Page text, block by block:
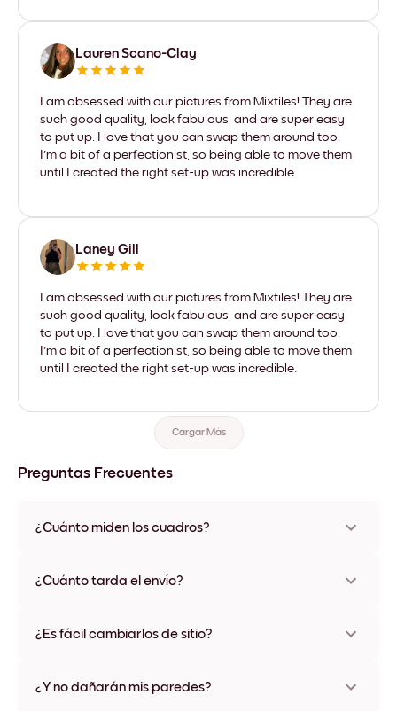
Lauren Scano-Clay
I am obsessed with our pictures from Mixtiles! They are
such good quality, look fabulous, and are super easy
to put up. I love that you can swap them around too.
I'm a bit of a perfectionist, so being able to move them
until I created the right set-up was incredible.
Laney Gill
I am obsessed with our pictures from Mixtiles! They are
such good quality, look fabulous, and are super easy
to put up. I love that you can swap them around too.
I'm a bit of a perfectionist, so being able to move them
until I created the right set-up was incredible.
Cargar Más
Preguntas Frecuentes
¿Cuánto miden los cuadros?
varios materiales y colores de marco, incluidas opciones sin
¿Cuánto tarda el envío?
disponibles en algunos países. Te enviaremos un número de
¿Es fácil cambiarlos de sitio?
ningún daño
¿Y no dañarán mis paredes?